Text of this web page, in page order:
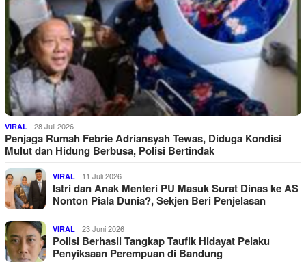
VIRAL 28 Juli 2026
Penjaga Rumah Febrie Adriansyah Tewas, Diduga Kondisi
Mulut dan Hidung Berbusa, Polisi Bertindak
VIRAL 11 Juli 2026
Istri dan Anak Menteri PU Masuk Surat Dinas ke AS
Nonton Piala Dunia?, Sekjen Beri Penjelasan
VIRAL 23 Juni 2026
Polisi Berhasil Tangkap Taufik Hidayat Pelaku
Penyiksaan Perempuan di Bandung